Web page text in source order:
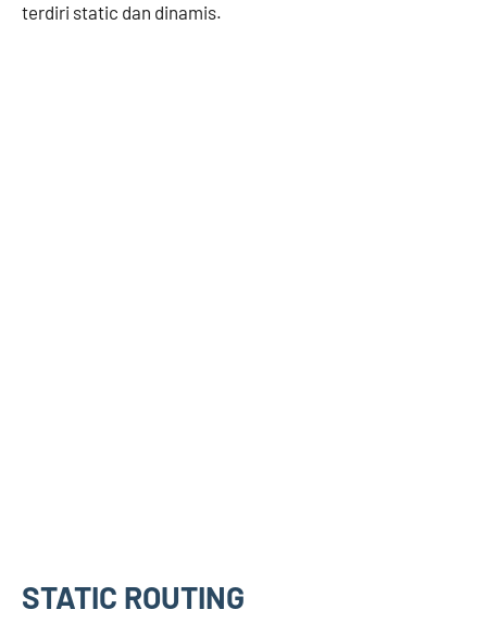
terdiri static dan dinamis.
STATIC ROUTING